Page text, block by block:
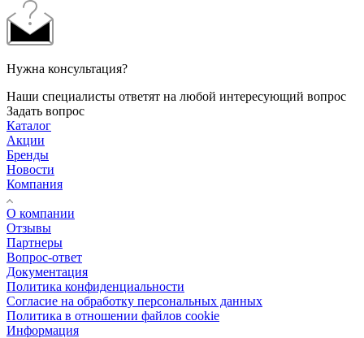
Нужна консультация?
Наши специалисты ответят на любой интересующий вопрос
Задать вопрос
Каталог
Акции
Бренды
Новости
Компания
О компании
Отзывы
Партнеры
Вопрос-ответ
Документация
Политика конфиденциальности
Согласие на обработку персональных данных
Политика в отношении файлов cookie
Информация